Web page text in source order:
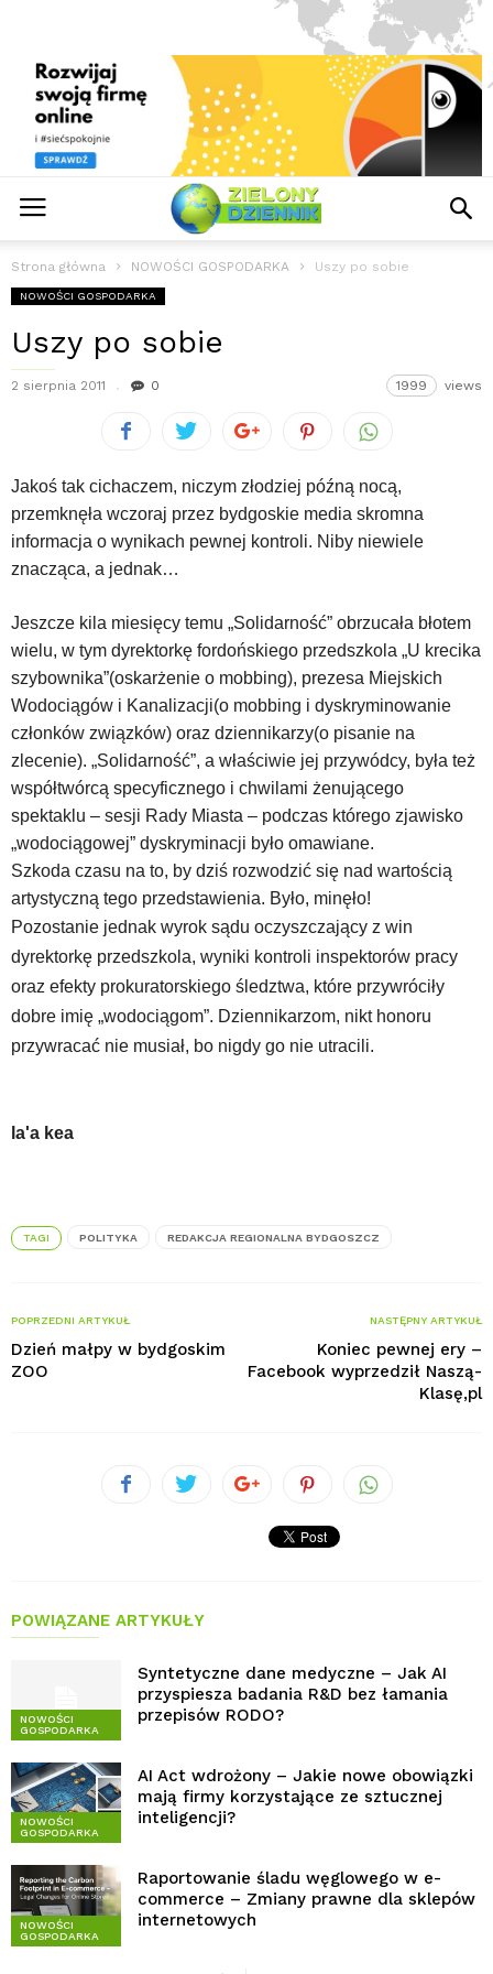
Strona główna NOWOŚCI GOSPODARKA Uszy po sobie
NOWOŚCI GOSPODARKA
Uszy po sobie
2 sierpnia 2011 0 1999 views
Jakoś tak cichaczem, niczym złodziej późną nocą,
przemknęła wczoraj przez bydgoskie media skromna
informacja o wynikach pewnej kontroli. Niby niewiele
znacząca, a jednak…
Jeszcze kila miesięcy temu „Solidarność” obrzucała błotem
wielu, w tym dyrektorkę fordońskiego przedszkola „U krecika
szybownika”(oskarżenie o mobbing), prezesa Miejskich
Wodociągów i Kanalizacji(o mobbing i dyskryminowanie
członków związków) oraz dziennikarzy(o pisanie na
zlecenie). „Solidarność”, a właściwie jej przywódcy, była też
współtwórcą specyficznego i chwilami żenującego
spektaklu – sesji Rady Miasta – podczas którego zjawisko
„wodociągowej” dyskryminacji było omawiane.
Szkoda czasu na to, by dziś rozwodzić się nad wartością
artystyczną tego przedstawienia. Było, minęło!
Pozostanie jednak wyrok sądu oczyszczający z win
dyrektorkę przedszkola, wyniki kontroli inspektorów pracy
oraz efekty prokuratorskiego śledztwa, które przywróciły
dobre imię „wodociągom”. Dziennikarzom, nikt honoru
przywracać nie musiał, bo nigdy go nie utracili.
la'a kea
TAGI POLITYKA REDAKCJA REGIONALNA BYDGOSZCZ
POPRZEDNI ARTYKUŁ
Dzień małpy w bydgoskim
ZOO
NASTĘPNY ARTYKUŁ
Koniec pewnej ery –
Facebook wyprzedził Naszą-
Klasę,pl
POWIĄZANE ARTYKUŁY
NOWOŚCI
GOSPODARKA
Syntetyczne dane medyczne – Jak AI
przyspiesza badania R&D bez łamania
przepisów RODO?
NOWOŚCI
GOSPODARKA
AI Act wdrożony – Jakie nowe obowiązki
mają firmy korzystające ze sztucznej
inteligencji?
NOWOŚCI
GOSPODARKA
Raportowanie śladu węglowego w e-
commerce – Zmiany prawne dla sklepów
internetowych